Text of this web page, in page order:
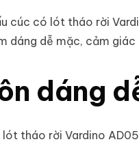
cúc có lót tháo rời
dáng dễ mặc, cảm
dáng
tháo rời Vardino